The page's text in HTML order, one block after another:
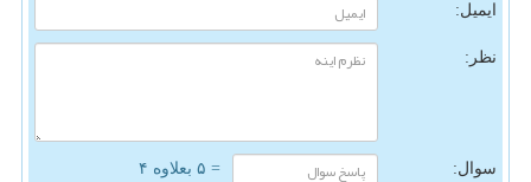
ایمیل:
نظر:
سوال: = ۵ بعلاوه ۴